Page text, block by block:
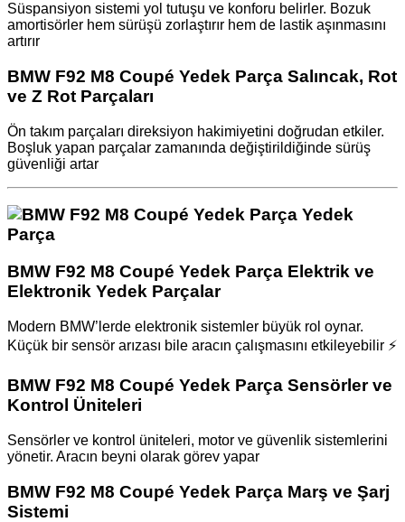
Süspansiyon sistemi yol tutuşu ve konforu belirler. Bozuk
amortisörler hem sürüşü zorlaştırır hem de lastik aşınmasını
artırır
BMW F92 M8 Coupé Yedek Parça Salıncak, Rot
ve Z Rot Parçaları
Ön takım parçaları direksiyon hakimiyetini doğrudan etkiler.
Boşluk yapan parçalar zamanında değiştirildiğinde sürüş
güvenliği artar
BMW F92 M8 Coupé Yedek Parça Elektrik ve
Elektronik Yedek Parçalar
Modern BMW’lerde elektronik sistemler büyük rol oynar.
Küçük bir sensör arızası bile aracın çalışmasını etkileyebilir ⚡
BMW F92 M8 Coupé Yedek Parça Sensörler ve
Kontrol Üniteleri
Sensörler ve kontrol üniteleri, motor ve güvenlik sistemlerini
yönetir. Aracın beyni olarak görev yapar
BMW F92 M8 Coupé Yedek Parça Marş ve Şarj
Sistemi